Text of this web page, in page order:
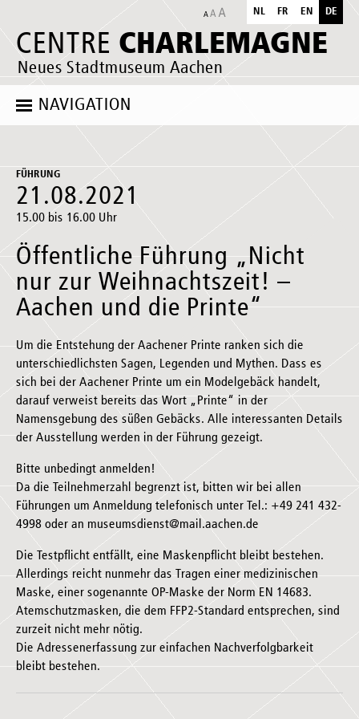
CENTRE CHARLEMAGNE
Neues Stadtmuseum Aachen
NL FR EN DE
NAVIGATION
FÜHRUNG
21.08.2021
15.00 bis 16.00 Uhr
Öffentliche Führung „Nicht
nur zur Weihnachtszeit! –
Aachen und die Printe“
Um die Entstehung der Aachener Printe ranken sich die
unterschiedlichsten Sagen, Legenden und Mythen. Dass es
sich bei der Aachener Printe um ein Modelgebäck handelt,
darauf verweist bereits das Wort „Printe“ in der
Namensgebung des süßen Gebäcks. Alle interessanten Details
der Ausstellung werden in der Führung gezeigt.
Bitte unbedingt anmelden!
Da die Teilnehmerzahl begrenzt ist, bitten wir bei allen
Führungen um Anmeldung telefonisch unter Tel.: +49 241 432-
4998 oder an museumsdienst@mail.aachen.de
Die Testpflicht entfällt, eine Maskenpflicht bleibt bestehen.
Allerdings reicht nunmehr das Tragen einer medizinischen
Maske, einer sogenannte OP-Maske der Norm EN 14683.
Atemschutzmasken, die dem FFP2-Standard entsprechen, sind
zurzeit nicht mehr nötig.
Die Adressenerfassung zur einfachen Nachverfolgbarkeit
bleibt bestehen.